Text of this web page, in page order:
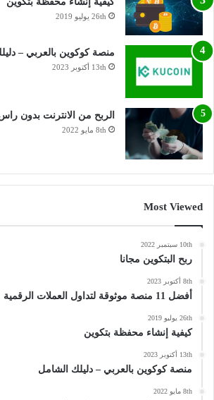
26th يوليو 2019
منصة كوكوين بالعربي –
13th أكتوبر 2023
الربح من الانترنت بدون راس
8th مايو 2022
Most Viewed
10th سبتمبر 2022
ربح البتكوين مجانا
8th أكتوبر 2023
أفضل 11 منصة موثوقة لتداول العملات الرقمية
26th يوليو 2019
كيفية إنشاء محفظة بتكوين
13th أكتوبر 2023
منصة كوكوين بالعربي – دليلك الشامل
8th مايو 2022